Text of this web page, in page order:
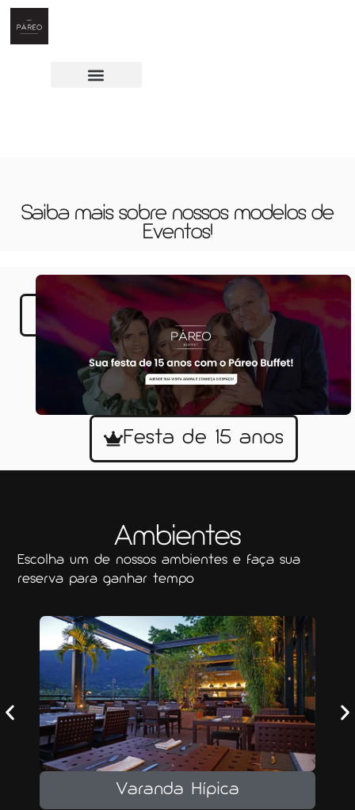
Saiba mais sobre nossos modelos de
Eventos!
Casamento
Festa de 15 anos
Ambientes
Escolha um de nossos ambientes e faça sua
reserva para ganhar tempo
Varanda Hípica